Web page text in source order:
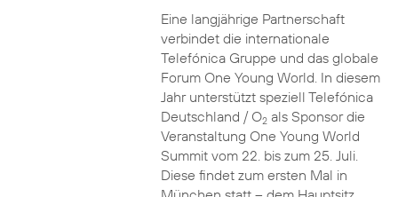
Eine langjährige Partnerschaft
verbindet die internationale
Telefónica Gruppe und das globale
Forum One Young World. In diesem
Jahr unterstützt speziell Telefónica
Deutschland / O2als Sponsor die
Veranstaltung One Young World
Summit vom 22. bis zum 25. Juli.
Diese findet zum ersten Mal in